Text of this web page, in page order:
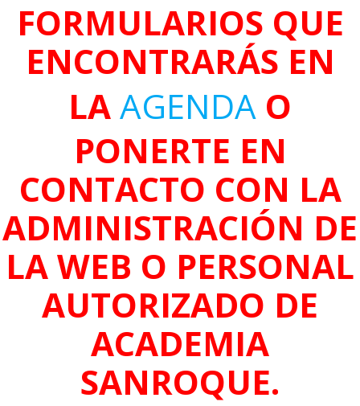
FORMULARIOS QUE
ENCONTRARÁS EN
LAAGENDA O
PONERTE EN
CONTACTO CON LA
ADMINISTRACIÓN DE
LA WEB O PERSONAL
AUTORIZADO DE
ACADEMIA
SANROQUE.